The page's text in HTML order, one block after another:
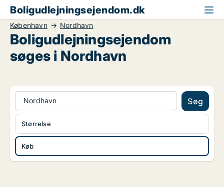
Boligudlejningsejendom.dk
København Nordhavn
Boligudlejningsejendom
søges i Nordhavn
Nordhavn Søg
Køb
Størrelse